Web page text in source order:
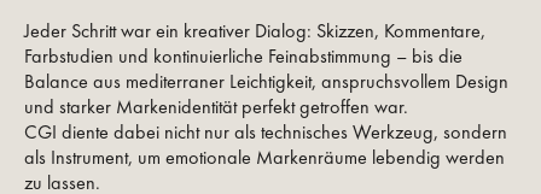
Jeder Schritt war ein kreativer Dialog: Skizzen, Kommentare,
Farbstudien und kontinuierliche Feinabstimmung – bis die
Balance aus mediterraner Leichtigkeit, anspruchsvollem Design
und starker Markenidentität perfekt getroffen war.
CGI diente dabei nicht nur als technisches Werkzeug, sondern
als Instrument, um emotionale Markenräume lebendig werden
zu lassen.